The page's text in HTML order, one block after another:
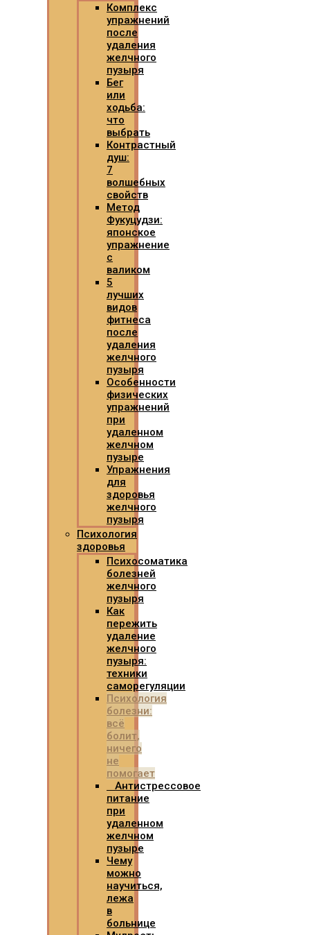
Комплекс
упражнений
после
удаления
желчного
пузыря
Бег
или
ходьба:
что
выбрать
Контрастный
душ:
7
волшебных
свойств
Метод
Фукуцудзи:
японское
упражнение
с
валиком
5
лучших
видов
фитнеса
после
удаления
желчного
пузыря
Особенности
физических
упражнений
при
удаленном
желчном
пузыре
Упражнения
для
здоровья
желчного
пузыря
Психология
здоровья
Психосоматика
болезней
желчного
пузыря
Как
пережить
удаление
желчного
пузыря:
техники
саморегуляции
Психология
болезни:
всё
болит,
ничего
не
помогает
Антистрессовое
питание
при
удаленном
желчном
пузыре
Чему
можно
научиться,
лежа
в
больнице